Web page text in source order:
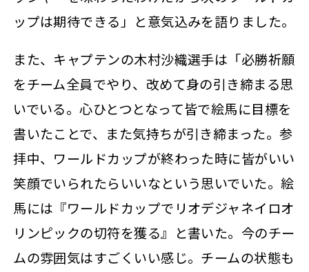
ップは期待できる」と意気込みを語りました。
また、キャプテンの木村沙織選手は「必勝祈願
をチーム全員でやり、改めて身の引き締まる思
いでいる。心ひとつとなって皆で絵馬に目標を
書いたことで、また気持ちが引き締まった。参
拝中、ワールドカップが終わった時に皆がいい
笑顔でいられたらいいなという思いでいた。絵
馬には『ワールドカップでリオデジャネイロオ
リンピックの切符を獲る』と書いた。今のチー
ムの雰囲気はすごくいい感じ。チームの状態も